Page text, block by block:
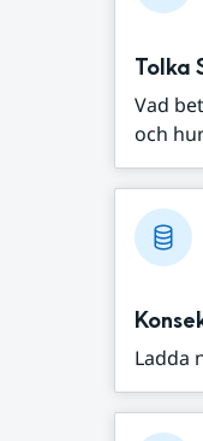
Tolka
Vad
och
Ladda